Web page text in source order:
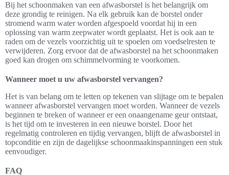
Bij het schoonmaken van een afwasborstel is het belangrijk om
deze grondig te reinigen. Na elk gebruik kan de borstel onder
stromend warm water worden afgespoeld voordat hij in een
oplossing van warm zeepwater wordt geplaatst. Het is ook aan te
raden om de vezels voorzichtig uit te spoelen om voedselresten te
verwijderen. Zorg ervoor dat de afwasborstel na het schoonmaken
goed kan drogen om schimmelvorming te voorkomen.
Wanneer moet u uw afwasborstel vervangen?
Het is van belang om te letten op tekenen van slijtage om te bepalen
wanneer afwasborstel vervangen moet worden. Wanneer de vezels
beginnen te breken of wanneer er een onaangename geur ontstaat,
is het tijd om te investeren in een nieuwe borstel. Door het
regelmatig controleren en tijdig vervangen, blijft de afwasborstel in
topconditie en zijn de dagelijkse schoonmaakinspanningen een stuk
eenvoudiger.
FAQ